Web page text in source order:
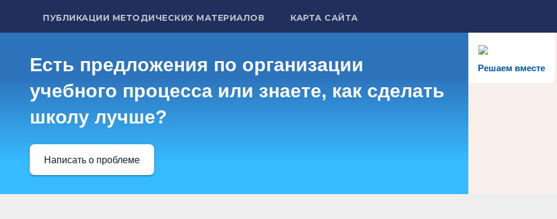
ПУБЛИКАЦИИ МЕТОДИЧЕСКИХ МАТЕРИАЛОВ КАРТА САЙТА
Решаем вместе
Есть предложения по организации
учебного процесса или знаете, как сделать
школу лучше?
Написать о проблеме